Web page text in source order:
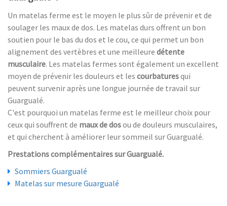
Un matelas ferme est le moyen le plus sûr de prévenir et de
soulager les maux de dos. Les matelas durs offrent un bon
soutien pour le bas du dos et le cou, ce qui permet un bon
alignement des vertèbres et une meilleure détente
musculaire. Les matelas fermes sont également un excellent
moyen de prévenir les douleurs et les courbaturesqui
peuvent survenir après une longue journée de travail sur
Guargualé.
C'est pourquoi un matelas ferme est le meilleur choix pour
ceux qui souffrent de maux de dosou de douleurs musculaires,
et qui cherchent à améliorer leur sommeil sur Guargualé.
Prestations complémentaires sur Guargualé.
Sommiers Guargualé
Matelas sur mesure Guargualé